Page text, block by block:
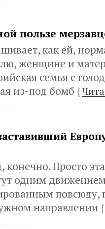
пользе
как ей,
женщине и
семья с
из-под бомб {
конечно. Просто
одним
повсюду,
направлении {